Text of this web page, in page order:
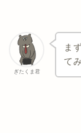
ぎたくま君
ま
て